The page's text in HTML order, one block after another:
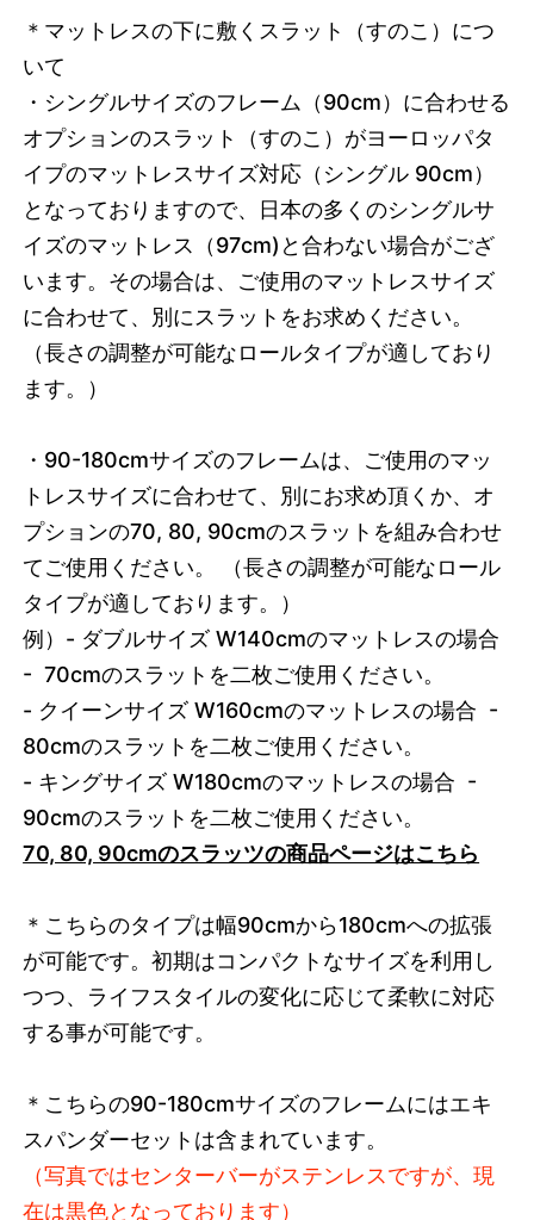
＊マットレスの下に敷くスラット（すのこ）につ
いて
・シングルサイズのフレーム（90cm）に合わせる
オプションのスラット（すのこ）がヨーロッパタ
イプのマットレスサイズ対応（シングル 90cm）
となっておりますので、日本の多くのシングルサ
イズのマットレス（97cm)と合わない場合がござ
います。その場合は、 ご使用のマットレスサイズ
に合わせて、別に スラットをお求めください。
（長さの調整が可能なロールタイプが適しており
ます。）
・90-180cmサイズのフレームは、ご使用のマッ
トレスサイズに合わせて、別にお求め頂くか、オ
プションの70, 80, 90cmのスラットを組み合わせ
てご使用ください。 （長さの調整が可能なロール
タイプが適しております。）
例）- ダブルサイズ W140cmのマットレスの場合
- 70cmのスラットを二枚ご使用ください。
- クイーンサイズ W160cmのマットレスの場合 -
80cmのスラットを二枚ご使用ください。
- キングサイズ W180cmのマットレスの場合 -
90cmのスラットを二枚ご使用ください。
70, 80, 90cmのスラッツの商品ページはこちら
＊こちらのタイプは幅90cmから180cmへの拡張
が可能です。初期はコンパクトなサイズを利用し
つつ、ライフスタイルの変化に応じて柔軟に対応
する事が可能です。
＊こちらの90-180cmサイズのフレームにはエキ
スパンダーセットは含まれています。
（写真ではセンターバーがステンレスですが、現
在は黒色となっております）